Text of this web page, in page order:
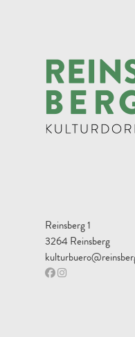
Reinsberg 1
3264 Reinsberg